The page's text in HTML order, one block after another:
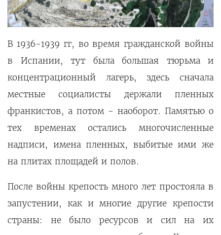
В 1936-1939 гг, во время гражданской войны
в Испании, тут была большая тюрьма и
концентрационный лагерь, здесь сначала
местные социалисты держали пленных
франкистов, а потом - наоборот. Памятью о
тех временах остались многочисленные
надписи, имена пленных, выбитые ими же
на плитах площадей и полов.
После войны крепость много лет простояла в
запустении, как и многие другие крепости
страны: не было ресурсов и сил на их